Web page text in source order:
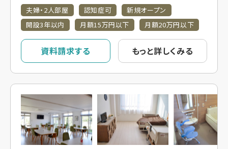
夫婦・2人部屋
認知症可
新規オープン
開設3年以内
月額15万円以下 月額20万円以下
資料請求する もっと詳しくみる